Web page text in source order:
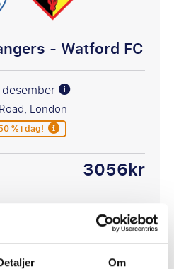
Om
- Watford FC
desember
London
% i dag!
3056kr
P.P. FRA
5579kr